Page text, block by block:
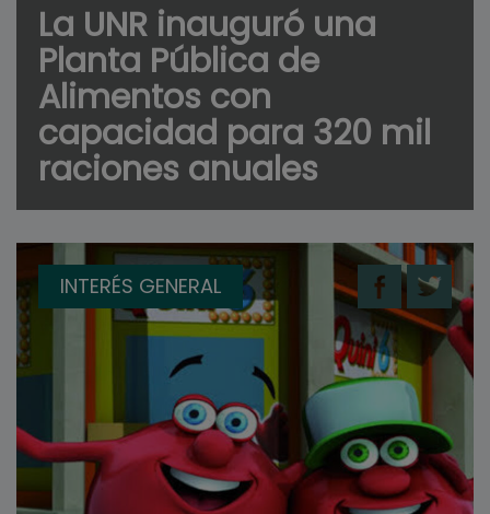
La UNR inauguró una
Planta Pública de
Alimentos con
capacidad para 320 mil
raciones anuales
INTERÉS GENERAL